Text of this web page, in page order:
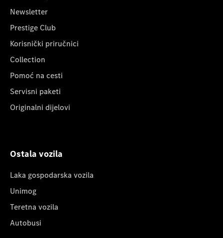
Newsletter
Prestige Club
Korisnički priručnici
Collection
Pomoć na cesti
Servisni paketi
Originalni dijelovi
Ostala vozila
Laka gospodarska vozila
Unimog
Teretna vozila
Autobusi